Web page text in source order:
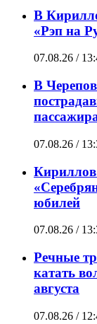
В
«Рэп на
07.08.26 /
В
07.08.26 /
Кириллов
юбилей
07.08.26 /
Речные
катать
августа
07.08.26 /